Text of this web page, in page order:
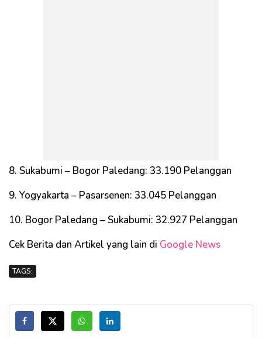
8. Sukabumi – Bogor Paledang: 33.190 Pelanggan
9. Yogyakarta – Pasarsenen: 33.045 Pelanggan
10. Bogor Paledang – Sukabumi: 32.927 Pelanggan
Cek Berita dan Artikel yang lain di Google News
TAGS: